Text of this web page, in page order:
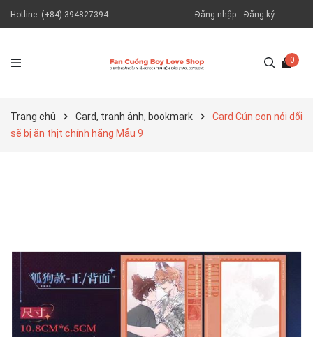
Hotline: (+84) 394827394 Đăng nhập Đăng ký
0
Trang chủ Card, tranh ảnh, bookmark
Card Cún con nói dối
sẽ bị ăn thịt chính hãng Mẫu 9